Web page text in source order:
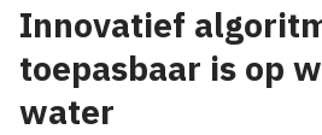
Innovatief
toepasbaar is op
water